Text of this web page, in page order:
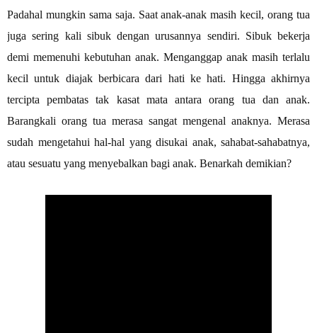
Padahal mungkin sama saja. Saat anak-anak masih kecil, orang tua
juga sering kali sibuk dengan urusannya sendiri. Sibuk bekerja
demi memenuhi kebutuhan anak. Menganggap anak masih terlalu
kecil untuk diajak berbicara dari hati ke hati. Hingga akhirnya
tercipta pembatas tak kasat mata antara orang tua dan anak.
Barangkali orang tua merasa sangat mengenal anaknya. Merasa
sudah mengetahui hal-hal yang disukai anak, sahabat-sahabatnya,
atau sesuatu yang menyebalkan bagi anak. Benarkah demikian?